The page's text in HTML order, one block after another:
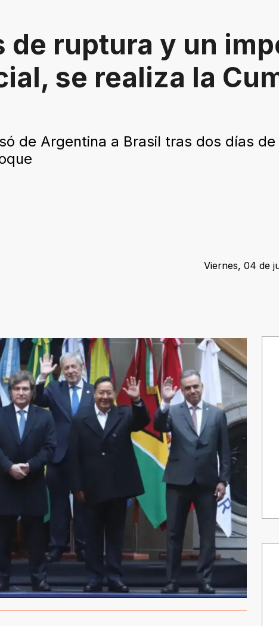
de ruptura y un
se realiza la
de Argentina a Brasil tras dos días
Viernes, 04 de